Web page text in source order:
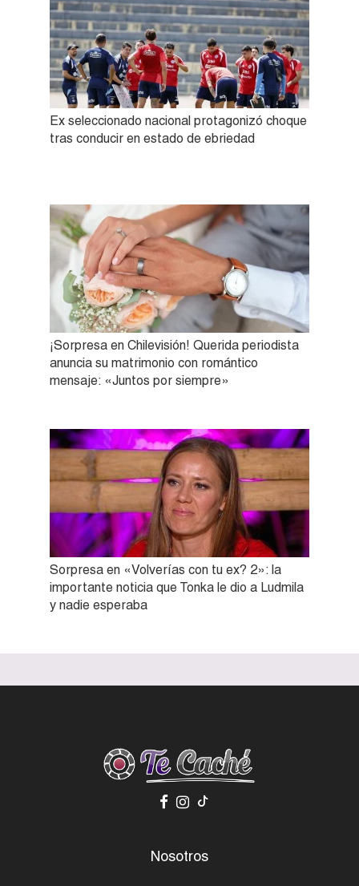
Ex seleccionado nacional protagonizó choque
tras conducir en estado de ebriedad
¡Sorpresa en Chilevisión! Querida periodista
anuncia su matrimonio con romántico
mensaje: «Juntos por siempre»
Sorpresa en «Volverías con tu ex? 2»: la
importante noticia que Tonka le dio a Ludmila
y nadie esperaba
Nosotros